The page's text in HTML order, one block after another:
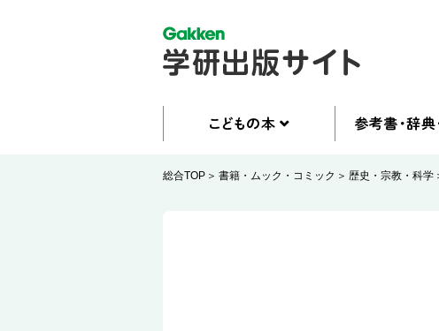
総合TOP 書籍・ムック・コミック 歴史・宗教・科学